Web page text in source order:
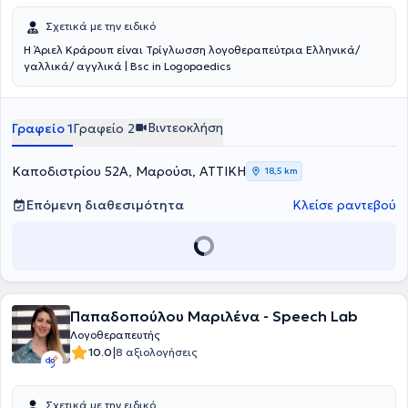
Σχετικά με την ειδικό
Η Άριελ Κράρουπ είναι Τρίγλωσση λογοθεραπεύτρια Ελληνικά/
γαλλικά/ αγγλικά | Bsc in Logopaedics
Γραφείο 1Γραφείο 2 Βιντεοκλήση
Καποδιστρίου 52Α, Μαρούσι, ΑΤΤΙΚΗ 18,5 km
Επόμενη διαθεσιμότητα Κλείσε ραντεβού
Παπαδοπούλου Μαριλένα - Speech Lab
Λογοθεραπευτής
10.0|8 αξιολογήσεις
Σχετικά με την ειδικό